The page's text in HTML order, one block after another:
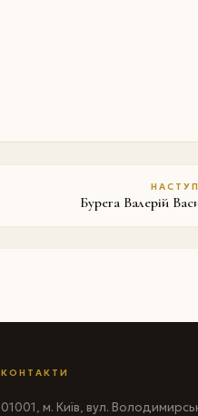
Бурега Валерій
КОНТАКТИ
01001, м. Київ, вул.